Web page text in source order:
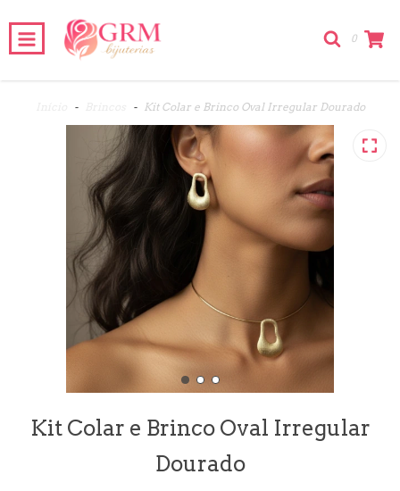
0
- - Kit Colar e Brinco Oval Irregular Dourado
Kit Colar e Brinco Oval Irregular
Dourado